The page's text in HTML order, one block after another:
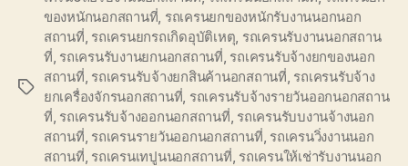
Tags
ของหนักนอกสถานที่, รถเครนยกของหนักรับงานนอกนอก
สถานที่, รถเครนยกรถเกิดอุบัติเหตุ, รถเครนรับงานนอกสถาน
ที่, รถเครนรับงานยกนอกสถานที่, รถเครนรับจ้างยกของนอก
สถานที่, รถเครนรับจ้างยกสินค้านอกสถานที่, รถเครนรับจ้าง
ยกเครื่องจักรนอกสถานที่, รถเครนรับจ้างรายวันออกนอกสถาน
ที่, รถเครนรับจ้างออกนอกสถานที่, รถเครนรับบงานจ้างนอก
สถานที่, รถเครนรายวันออกนอกสถานที่, รถเครนวิ่งงานนอก
สถานที่, รถเครนเทปูนนอกสถานที่, รถเครนให้เช่ารับงานนอก